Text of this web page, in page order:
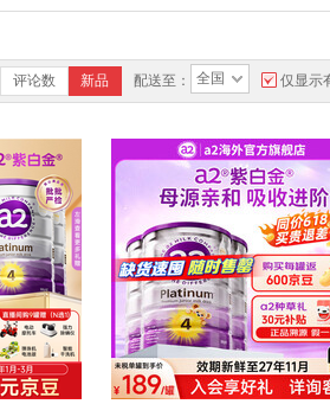
评论数 新品 配送至： 全国 仅显示